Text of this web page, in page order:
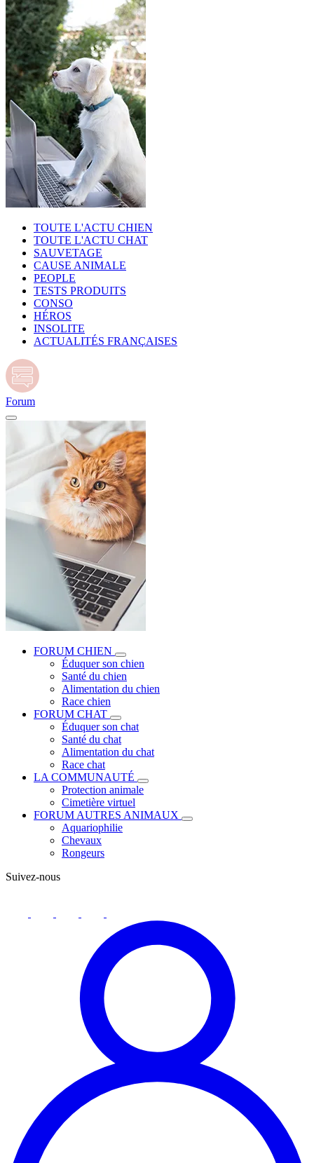
TOUTE L'ACTU CHIEN
TOUTE L'ACTU CHAT
SAUVETAGE
CAUSE ANIMALE
PEOPLE
TESTS PRODUITS
CONSO
HÉROS
INSOLITE
ACTUALITÉS FRANÇAISES
Forum
FORUM CHIEN
Éduquer son chien
Santé du chien
Alimentation du chien
Race chien
FORUM CHAT
Éduquer son chat
Santé du chat
Alimentation du chat
Race chat
LA COMMUNAUTÉ
Protection animale
Cimetière virtuel
FORUM AUTRES ANIMAUX
Aquariophilie
Chevaux
Rongeurs
Suivez-nous